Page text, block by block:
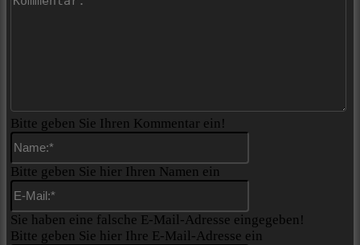
Bitte geben Sie Ihren Kommentar ein!
Bitte geben Sie hier Ihren Namen ein
Sie haben eine falsche E-Mail-Adresse eingegeben!
Bitte geben Sie hier Ihre E-Mail-Adresse ein